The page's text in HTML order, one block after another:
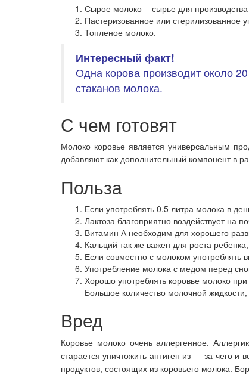
Сырое молоко - сырье для
Пастеризованное или стерилизованное
Топленое молоко.
Интересный факт!
Одна корова производит около
стаканов молока.
С чем готовят
Молоко коровье является универсальным
добавляют как дополнительный компонент в
Польза
Если употреблять 0.5 литра молока в
Лактоза благоприятно воздействует на
Витамин А необходим для хорошего
Кальций так же важен для роста
Если совместно с молоком употреблять
Употребление молока с медом перед
Хорошо употреблять коровье молоко
Большое количество молочной
Вред
Коровье молоко очень аллергенное.
старается уничтожить антиген из — за чего и
продуктов, состоящих из коровьего молока.